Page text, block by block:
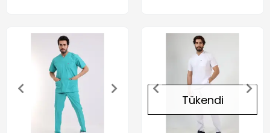
Tükendi